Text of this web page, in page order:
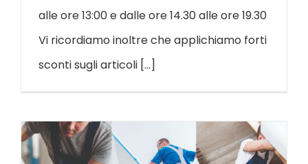
alle ore 13:00 e dalle ore 14.30 alle ore 19.30
Vi ricordiamo inoltre che applichiamo forti
sconti sugli articoli [...]